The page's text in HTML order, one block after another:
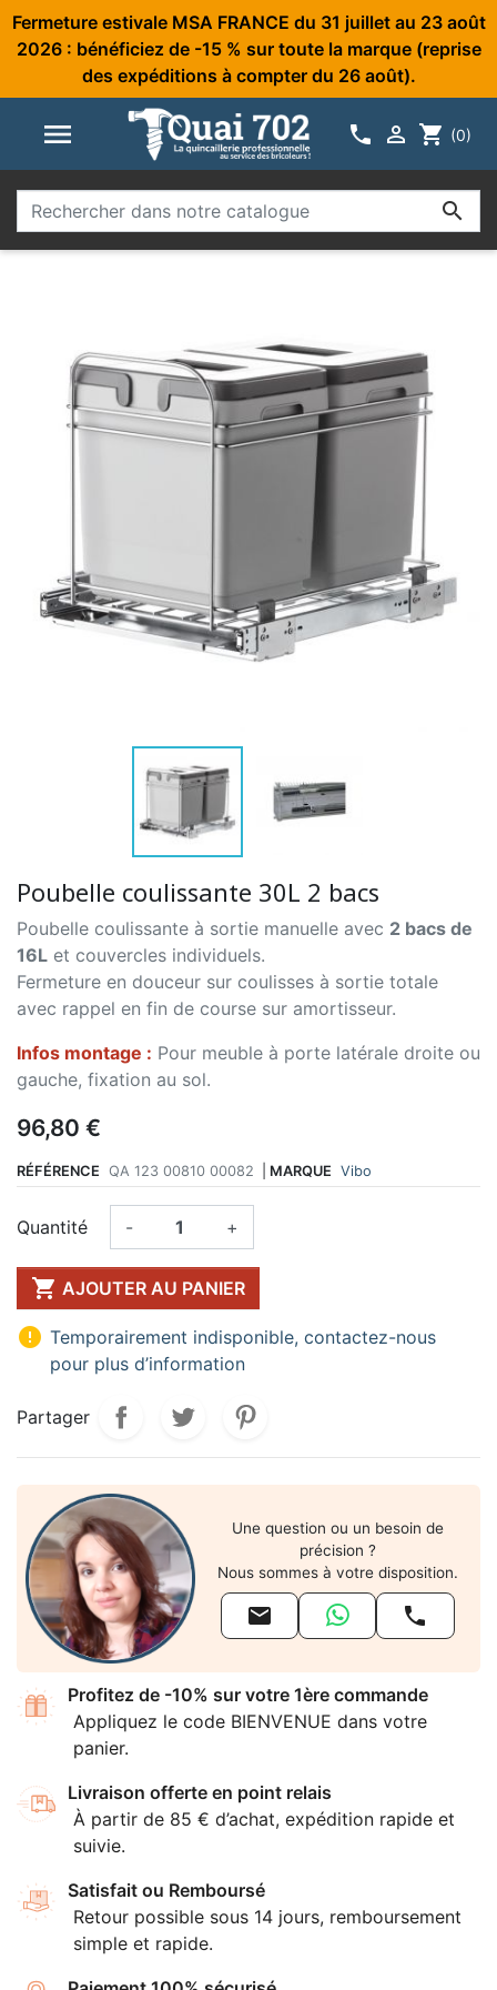
Fermeture estivale MSA FRANCE du 31 juillet au 23 août
2026 : bénéficiez de -15 % sur toute la marque (reprise
des expéditions à compter du 26 août).
   shopping_cart (0)

Poubelle coulissante 30L 2 bacs
Poubelle coulissante à sortie manuelle avec 2 bacs de
16L et couvercles individuels.
Fermeture en douceur sur coulisses à sortie totale
avec rappel en fin de course sur amortisseur.
Infos montage : Pour meuble à porte latérale droite ou
gauche, fixation au sol.
96,80 €
RÉFÉRENCE QA 123 00810 00082 MARQUE Vibo
Quantité - +
 AJOUTER AU PANIER
 Temporairement indisponible, contactez-nous
pour plus d’information
Partager
Une question ou un besoin de
précision ?
Nous sommes à votre disposition.
 
Profitez de -10% sur votre 1ère commande
Appliquez le code BIENVENUE dans votre
panier.
Livraison offerte en point relais
À partir de 85 € d’achat, expédition rapide et
suivie.
Satisfait ou Remboursé
Retour possible sous 14 jours, remboursement
simple et rapide.